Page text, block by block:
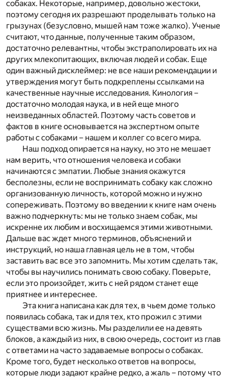
собаках. Некоторые, например, довольно жестоки,
поэтому сегодня их разрешают проделывать только на
грызунах (безусловно, мышей нам тоже жалко). Ученые
считают, что данные, полученные таким образом,
достаточно релевантны, чтобы экстраполировать их на
других млекопитающих, включая людей и собак. Еще
один важный дисклеймер: не все наши рекомендации и
утверждения могут быть подкреплены ссылками на
качественные научные исследования. Кинология –
достаточно молодая наука, и в ней еще много
неизведанных областей. Поэтому часть советов и
фактов в книге основывается на экспертном опыте
работы с собаками – нашем и коллег со всего мира.
Наш подход опирается на науку, но это не мешает
нам верить, что отношения человека и собаки
начинаются с эмпатии. Любые знания окажутся
бесполезны, если не воспринимать собаку как сложно
организованную личность, которой можно и нужно
сопереживать. Поэтому во введении к книге нам очень
важно подчеркнуть: мы не только знаем собак, мы
искренне их любим и восхищаемся этими животными.
Дальше вас ждет много терминов, объяснений и
инструкций, но наша главная цель не в том, чтобы
заставить вас все это запомнить. Мы хотим сделать так,
чтобы вы научились понимать свою собаку. Поверьте,
если это произойдет, жить с ней рядом станет еще
приятнее и интереснее.
Эта книга написана как для тех, в чьем доме только
появилась собака, так и для тех, кто прожил с этими
существами всю жизнь. Мы разделили ее на девять
блоков, а каждый из них, в свою очередь, состоит из глав
с ответами на часто задаваемые вопросы о собаках.
Кроме того, будет несколько ответов на вопросы,
которые люди задают крайне редко, а жаль – потому что